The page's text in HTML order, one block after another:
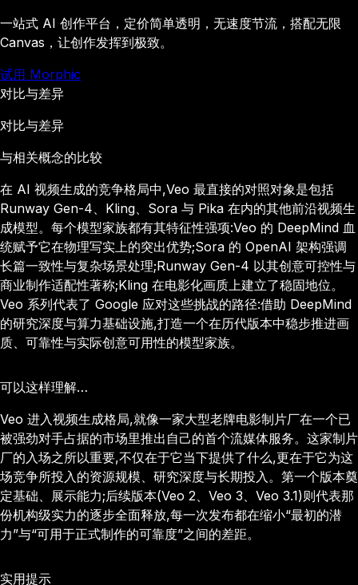
一站式 AI 创作平台，定价简单透明，无速度节流，搭配无限
Canvas，让创作发挥到极致。
试用 Morphic
对比与差异
对比与差异
与相关概念的比较
在 AI 视频生成的竞争格局中,Veo 最直接的对照对象是包括
Runway Gen-4、Kling、Sora 与 Pika 在内的其他前沿视频生
成模型。每个模型家族都有其特征性强项:Veo 的 DeepMind 血
统赋予它在物理写实上的突出优势;Sora 的 OpenAI 架构强调
长篇一致性与复杂场景处理;Runway Gen-4 以其创意可控性与
商业制作适配性著称;Kling 在电影化画质上建立了稳固地位。
Veo 系列代表了 Google 应对这些挑战的路径:借助 DeepMind
的研究深度与算力基础设施,打造一个在历代版本中稳步推进画
质、可靠性与实际创意可用性的模型家族。
可以这样理解…
Veo 进入视频生成格局,就像一家大型老牌电影制片厂在一个已
被强劲对手占据的市场里推出自己的首个流媒体服务。这家制片
厂的入场之所以重要,不仅在于它当下提供了什么,更在于它为这
场竞争所投入的资源规模、研究深度与长期投入。第一个版本奠
定基础、展示能力;后续版本(Veo 2、Veo 3、Veo 3.1)则代表那
份机构级实力的逐步全面释放,每一次发布都在缩小“最初的潜
力”与“可用于正式制作的可靠度”之间的差距。
实用提示